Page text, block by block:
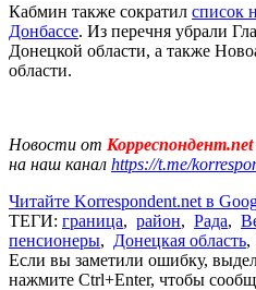
Кабмин также сократил список
Донбассе. Из перечня убрали
Донецкой области, а также
области.
Новости от Корреспондент.net
на наш канал https://t.me/
Читайте Korrespondent.net в
ТЕГИ: граница, район, Рада,
пенсионеры, Донецкая область,
Если вы заметили ошибку,
нажмите Ctrl+Enter, чтобы